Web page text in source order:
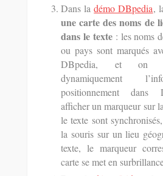
Dans ladémo DBpedia,
une carte des noms de
dans le texte: les noms
ou pays sont marqués
DBpedia, et on
dynamiquement
positionnement dans
afficher un marqueur sur
le texte sont
la souris sur un lieu
texte, le marqueur
carte se met en